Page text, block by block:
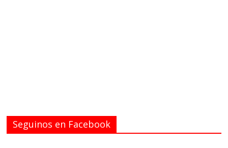
Seguinos en Facebook